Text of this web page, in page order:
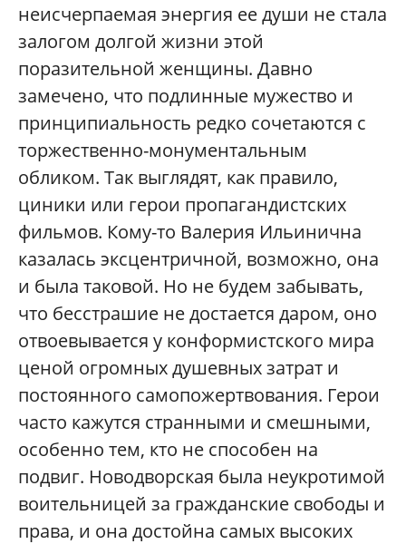
неисчерпаемая энергия ее души не стала
залогом долгой жизни этой
поразительной женщины. Давно
замечено, что подлинные мужество и
принципиальность редко сочетаются с
торжественно-монументальным
обликом. Так выглядят, как правило,
циники или герои пропагандистских
фильмов. Кому-то Валерия Ильинична
казалась эксцентричной, возможно, она
и была таковой. Но не будем забывать,
что бесстрашие не достается даром, оно
отвоевывается у конформистского мира
ценой огромных душевных затрат и
постоянного самопожертвования. Герои
часто кажутся странными и смешными,
особенно тем, кто не способен на
подвиг. Новодворская была неукротимой
воительницей за гражданские свободы и
права, и она достойна самых высоких